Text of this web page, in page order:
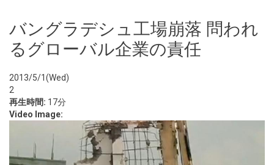
バングラデシュ工場崩落 問われ
るグローバル企業の責任
2013/5/1(Wed)
2
再生時間: 17分
Video Image: